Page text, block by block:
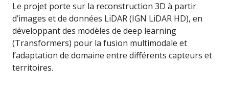
Le projet porte sur la reconstruction 3D à partir
d’images et de données LiDAR (IGN LiDAR HD), en
développant des modèles de deep learning
(Transformers) pour la fusion multimodale et
l’adaptation de domaine entre différents capteurs et
territoires.